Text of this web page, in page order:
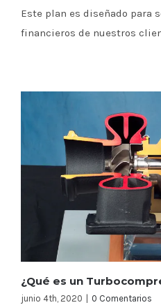
Este plan es diseñado para
financieros de nuestros
¿Qué es un
junio 4th, 2020 0 Comentarios